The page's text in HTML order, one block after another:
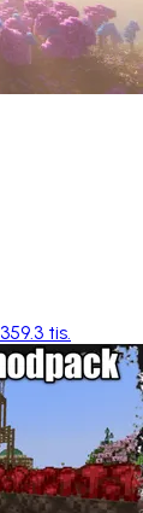
359.3 tis.